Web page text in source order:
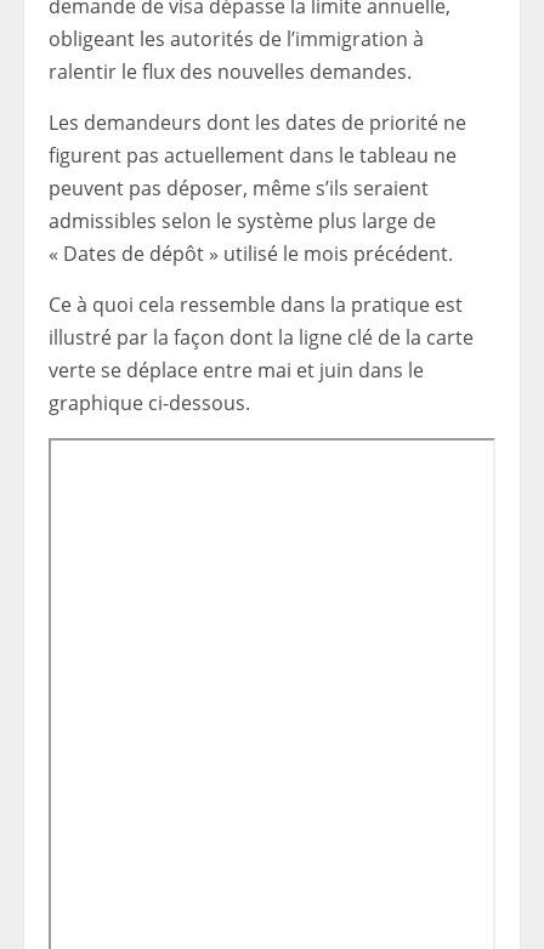
demande de visa dépasse la limite annuelle,
obligeant les autorités de l’immigration à
ralentir le flux des nouvelles demandes.
Les demandeurs dont les dates de priorité ne
figurent pas actuellement dans le tableau ne
peuvent pas déposer, même s’ils seraient
admissibles selon le système plus large de
« Dates de dépôt » utilisé le mois précédent.
Ce à quoi cela ressemble dans la pratique est
illustré par la façon dont la ligne clé de la carte
verte se déplace entre mai et juin dans le
graphique ci-dessous.